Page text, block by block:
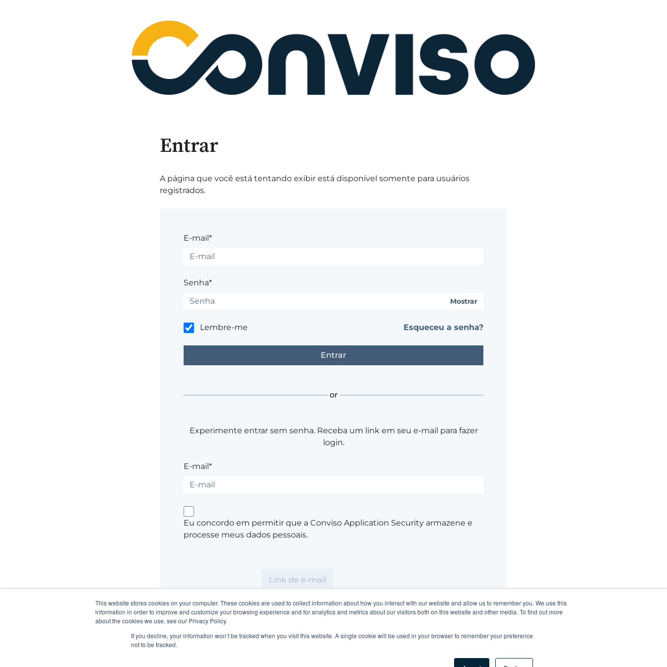
This website stores cookies on your computer. These cookies are used to collect information about how you interact with our website and allow us to remember you. We use this
information in order to improve and customize your browsing experience and for analytics and metrics about our visitors both on this website and other media. To find out more
about the cookies we use, see our Privacy Policy.
If you decline, your information won’t be tracked when you visit this website. A single cookie will be used in your browser to remember your preference
not to be tracked.
Entrar
A página que você está tentando exibir está disponível somente para usuários
registrados.
E-mail*
Senha*
Mostrar
Lembre-me Esqueceu a senha?
or
Experimente entrar sem senha. Receba um link em seu e-mail para fazer
login.
E-mail*
Eu concordo em permitir que a Conviso Application Security armazene e
processe meus dados pessoais.
Não possui uma conta?Inscreva-se aqui.